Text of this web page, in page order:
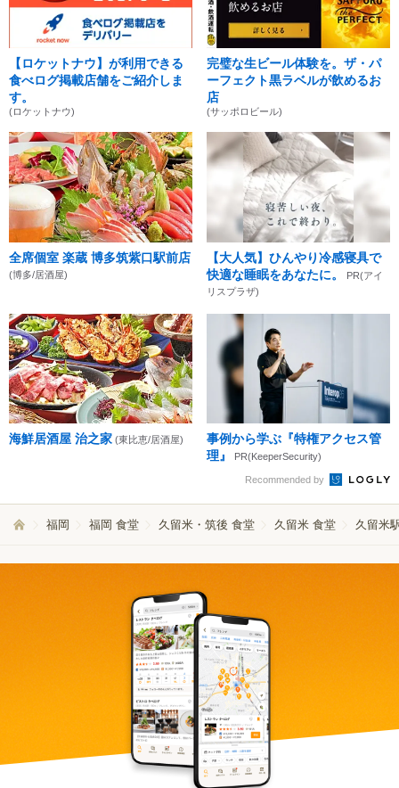
【ロケットナウ】が利用できる
食べログ掲載店舗をご紹介しま
す。
(ロケットナウ)
完璧な生ビール体験を。ザ・パ
ーフェクト黒ラベルが飲めるお
店
(サッポロビール)
全席個室 楽蔵 博多筑紫口駅前店
(博多/居酒屋)
【大人気】ひんやり冷感寝具で
快適な睡眠をあなたに。
PR(アイ
リスプラザ)
海鮮居酒屋 治之家 (東比恵/居酒屋)
事例から学ぶ『特権アクセス管
理』
PR(KeeperSecurity)
Recommended by
福岡 福岡 食堂 久留米・筑後 食堂 久留米 食堂 久留米